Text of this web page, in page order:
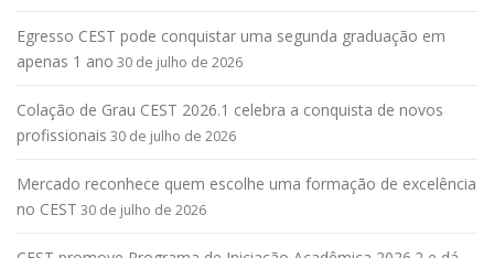
Egresso CEST pode conquistar uma segunda graduação em
apenas 1 ano 30 de julho de 2026
Colação de Grau CEST 2026.1 celebra a conquista de novos
profissionais 30 de julho de 2026
Mercado reconhece quem escolhe uma formação de excelência
no CEST 30 de julho de 2026